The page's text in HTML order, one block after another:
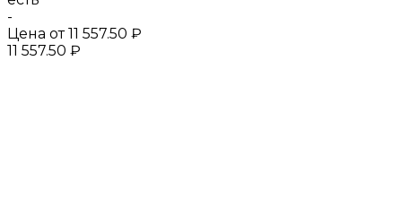
-
Цена от 11 557.50 ₽
11 557.50 ₽